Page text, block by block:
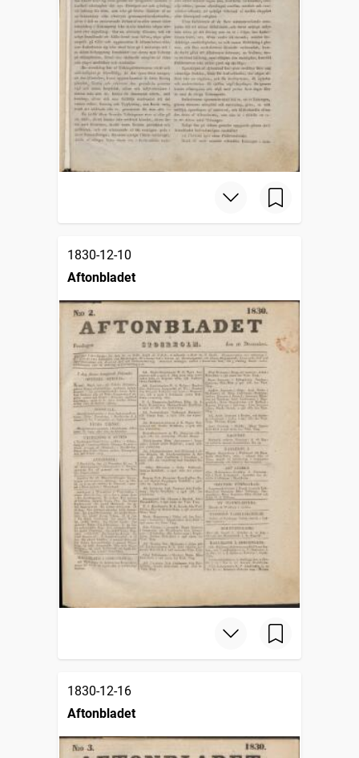
1830-12-10
Aftonbladet
1830-12-16
Aftonbladet